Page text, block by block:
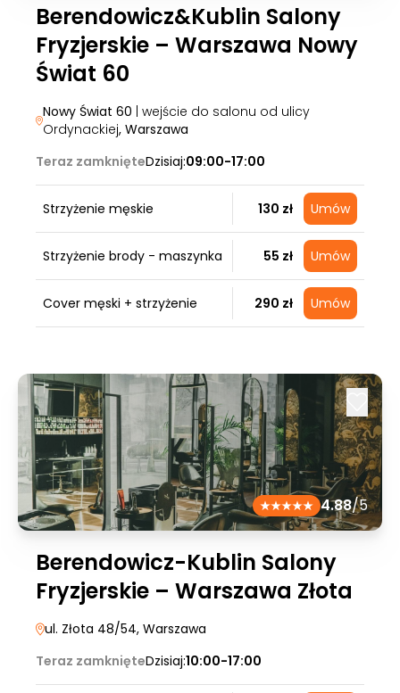
Berendowicz&Kublin Salony
Fryzjerskie – Warszawa Nowy
Świat 60
Nowy Świat 60 | wejście do salonu od ulicy
Ordynackiej, Warszawa
Teraz zamknięteDzisiaj:09:00-17:00
Strzyżenie męskie 130 zł Umów
Strzyżenie brody - maszynka 55 zł Umów
Cover męski + strzyżenie 290 zł Umów
4.88/5
Berendowicz-Kublin Salony
Fryzjerskie – Warszawa Złota
ul. Złota 48/54, Warszawa
Teraz zamknięteDzisiaj:10:00-17:00